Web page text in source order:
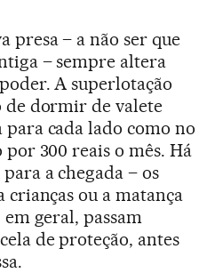
presa – a não ser que
– sempre altera
A superlotação
de dormir de valete
para cada lado como no
300 reais o mês. Há
a chegada – os
crianças ou a matança
em geral, passam
de proteção, antes